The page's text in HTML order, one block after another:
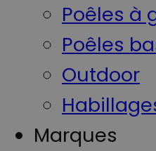
Poêles à
Poêles
Outdoor
Marques